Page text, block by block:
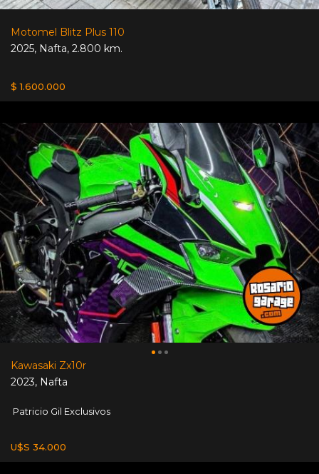
Motomel Blitz Plus 110
2025, Nafta, 2.800 km.
$ 1.600.000
Kawasaki Zx10r
2023, Nafta
Patricio Gil Exclusivos
U$S 34.000